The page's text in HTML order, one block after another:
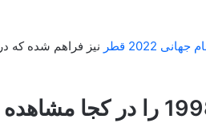
2022 قطر
نیز فراهم شده که